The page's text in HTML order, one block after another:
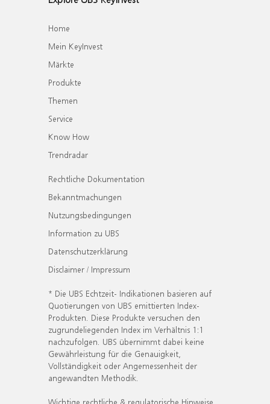
Home
Mein KeyInvest
Märkte
Produkte
Themen
Service
Know How
Trendradar
Rechtliche Dokumentation
Bekanntmachungen
Nutzungsbedingungen
Information zu UBS
Datenschutzerklärung
Disclaimer / Impressum
* Die UBS Echtzeit- Indikationen basieren auf
Quotierungen von UBS emittierten Index-
Produkten. Diese Produkte versuchen den
zugrundeliegenden Index im Verhältnis 1:1
nachzufolgen. UBS übernimmt dabei keine
Gewährleistung für die Genauigkeit,
Vollständigkeit oder Angemessenheit der
angewandten Methodik.